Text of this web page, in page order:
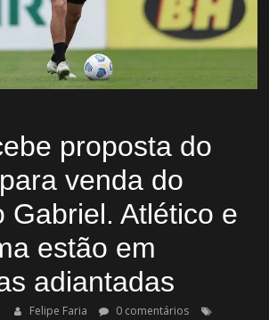
proposta do
venda do
Gabriel. Atlético e
estão em
adiantadas
Felipe Faria
0 comentários